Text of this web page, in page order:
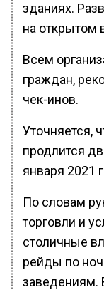
зданиях.
на открытом
Всем
граждан,
чек-инов.
Уточняется,
продлится
января 2021
По словам
торговли и
столичные
рейды по
заведениям.